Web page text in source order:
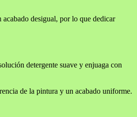
desigual, por lo que dedicar
detergente suave y enjuaga con
de la pintura y un acabado uniforme.